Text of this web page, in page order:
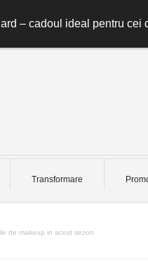
– cadoul ideal pentru cei
Transformare
de makeup in acest sezon